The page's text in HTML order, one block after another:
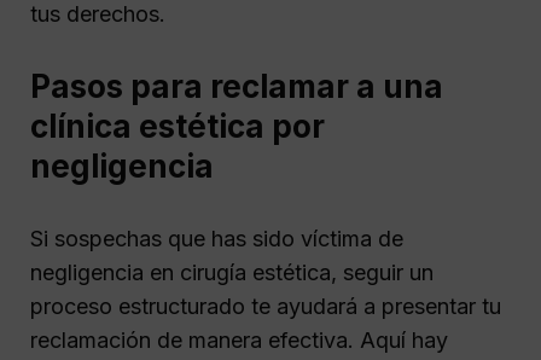
tus derechos.
Pasos para reclamar a una
clínica estética por
negligencia
Si sospechas que has sido víctima de
negligencia en cirugía estética, seguir un
proceso estructurado te ayudará a presentar tu
reclamación de manera efectiva. Aquí hay